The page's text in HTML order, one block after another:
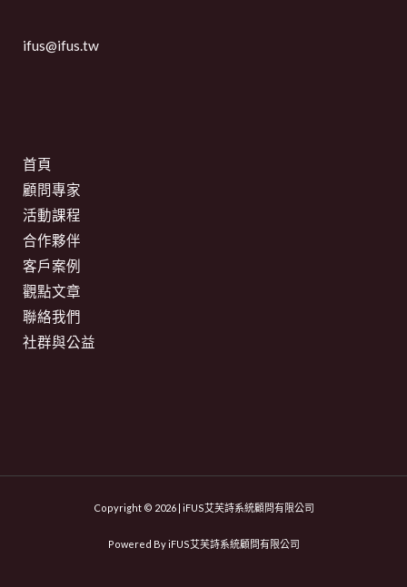
ifus@ifus.tw
首頁
顧問專家
活動課程
合作夥伴
客戶案例
觀點文章
聯絡我們
社群與公益
Copyright © 2026 | iFUS艾芙詩系統顧問有限公司
Powered By iFUS艾芙詩系統顧問有限公司